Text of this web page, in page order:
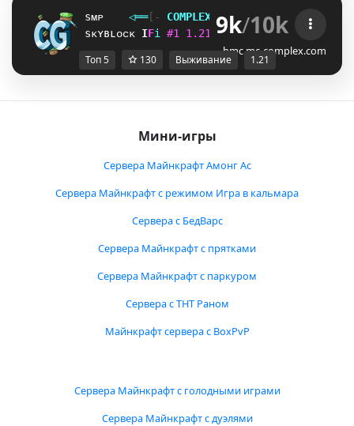
sᴍᴘ ◁══[‐ COMPL EX G A ING ‐]
sᴋʏʙʟᴏᴄᴋ ^Ti #1 1 . 21 ᴠᴀ ɴɪʟ ᴀ ɴᴇᴛᴡ ᴋ
9k/10k
bmc.mc-complex.com
Топ 5 130 Выживание 1.21
Мини-игры
Сервера Майнкрафт Амонг Ас
Сервера Майнкрафт с режимом Игра в кальмара
Сервера с БедВарс
Сервера Майнкрафт с прятками
Сервера Майнкрафт с паркуром
Сервера с ТНТ Раном
Майнкрафт сервера с BoxPvP
Сервера Майнкрафт с голодными играми
Сервера Майнкрафт с дуэлями